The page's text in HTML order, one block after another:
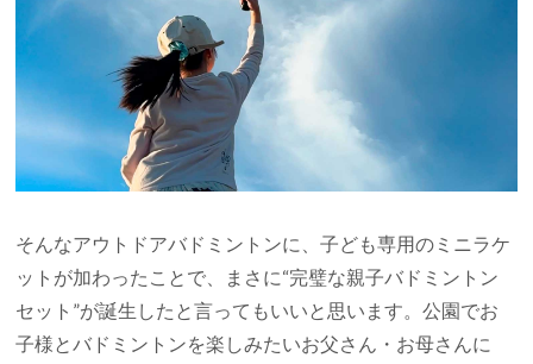
そんなアウトドアバドミントンに、子ども専用のミニラケ
ットが加わったことで、まさに“完璧な親子バドミントン
セット”が誕生したと言ってもいいと思います。公園でお
子様とバドミントンを楽しみたいお父さん・お母さんに